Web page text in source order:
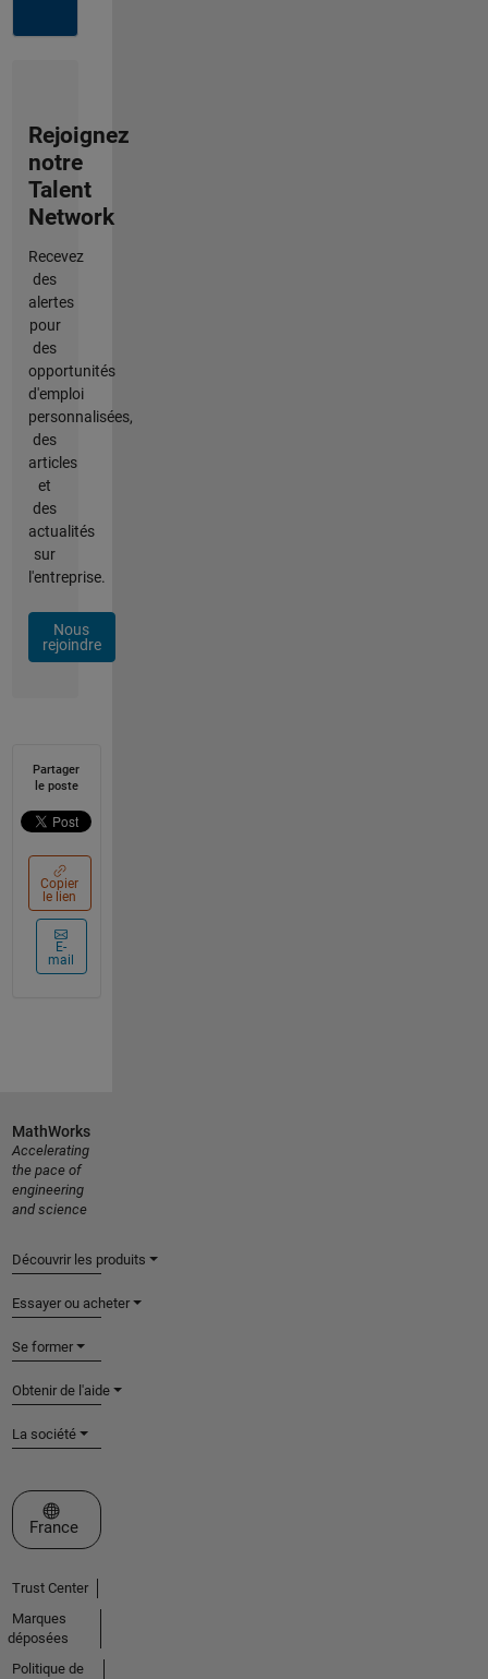
Rejoignez
notre
Talent
Network
Recevez
des
alertes
pour
des
opportunités
d'emploi
personnalisées,
des
articles
et
des
actualités
sur
l'entreprise.
Nous
rejoindre
Partager
le poste
Copier
le lien
E-
mail
MathWorks
Accelerating
the pace of
engineering
and science
Découvrir les produits
Essayer ou acheter
Se former
Obtenir de l'aide
La société
Sélectionner un site web
France
Trust Center
Marques
déposées
Politique de